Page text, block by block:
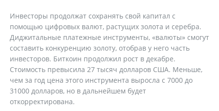
Инвесторы продолжат сохранять свой капитал с
помощью цифровых валют, растущих золота и серебра.
Диджитальные платежные инструменты, «валюты» смогут
составить конкуренцию золоту, отобрав у него часть
инвесторов. Биткоин продолжил рост в декабре.
Стоимость превысила 27 тысяч долларов США. Меньше,
чем за год цена этого инструмента выросла с 7000 до
31000 долларов, но в дальнейшем будет
откорректирована.